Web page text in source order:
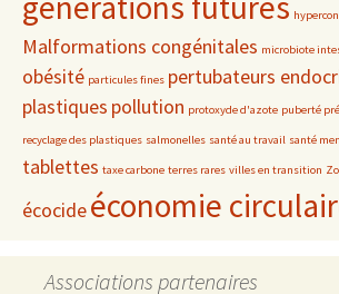
Malformations congénitales microbiote
obésité particules fines pertubateurs
plastiques pollution protoxyde d'azote puberté
recyclage des plastiques salmonelles santé au travail santé
tablettes taxe carbone terres rares villes en transition
écocideéconomie
Associations partenaires